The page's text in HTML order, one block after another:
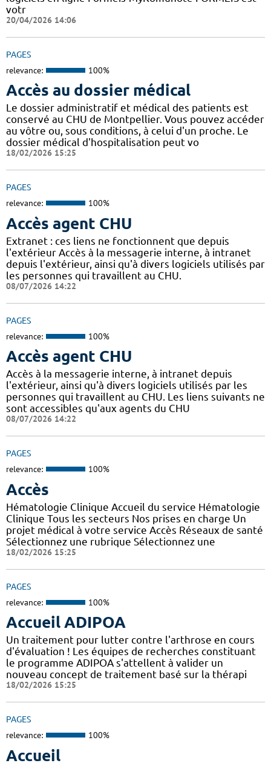
votr
20/04/2026 14:06
PAGES
relevance: 100%
Accès au dossier médical
Le dossier administratif et médical des patients est
conservé au CHU de Montpellier. Vous pouvez accéder
au vôtre ou, sous conditions, à celui d'un proche. Le
dossier médical d'hospitalisation peut vo
18/02/2026 15:25
PAGES
relevance: 100%
Accès agent CHU
Extranet : ces liens ne fonctionnent que depuis
l'extérieur Accès à la messagerie interne, à intranet
depuis l'extérieur, ainsi qu'à divers logiciels utilisés par
les personnes qui travaillent au CHU.
08/07/2026 14:22
PAGES
relevance: 100%
Accès agent CHU
Accès à la messagerie interne, à intranet depuis
l'extérieur, ainsi qu'à divers logiciels utilisés par les
personnes qui travaillent au CHU. Les liens suivants ne
sont accessibles qu'aux agents du CHU
08/07/2026 14:22
PAGES
relevance: 100%
Accès
Hématologie Clinique Accueil du service Hématologie
Clinique Tous les secteurs Nos prises en charge Un
projet médical à votre service Accès Réseaux de santé
Sélectionnez une rubrique Sélectionnez une
18/02/2026 15:25
PAGES
relevance: 100%
Accueil ADIPOA
Un traitement pour lutter contre l'arthrose en cours
d'évaluation ! Les équipes de recherches constituant
le programme ADIPOA s'attellent à valider un
nouveau concept de traitement basé sur la thérapi
18/02/2026 15:25
PAGES
relevance: 100%
Accueil